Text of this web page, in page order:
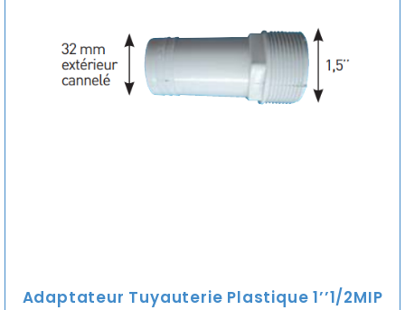
Adaptateur Tuyauterie Plastique 1’’1/2MIP